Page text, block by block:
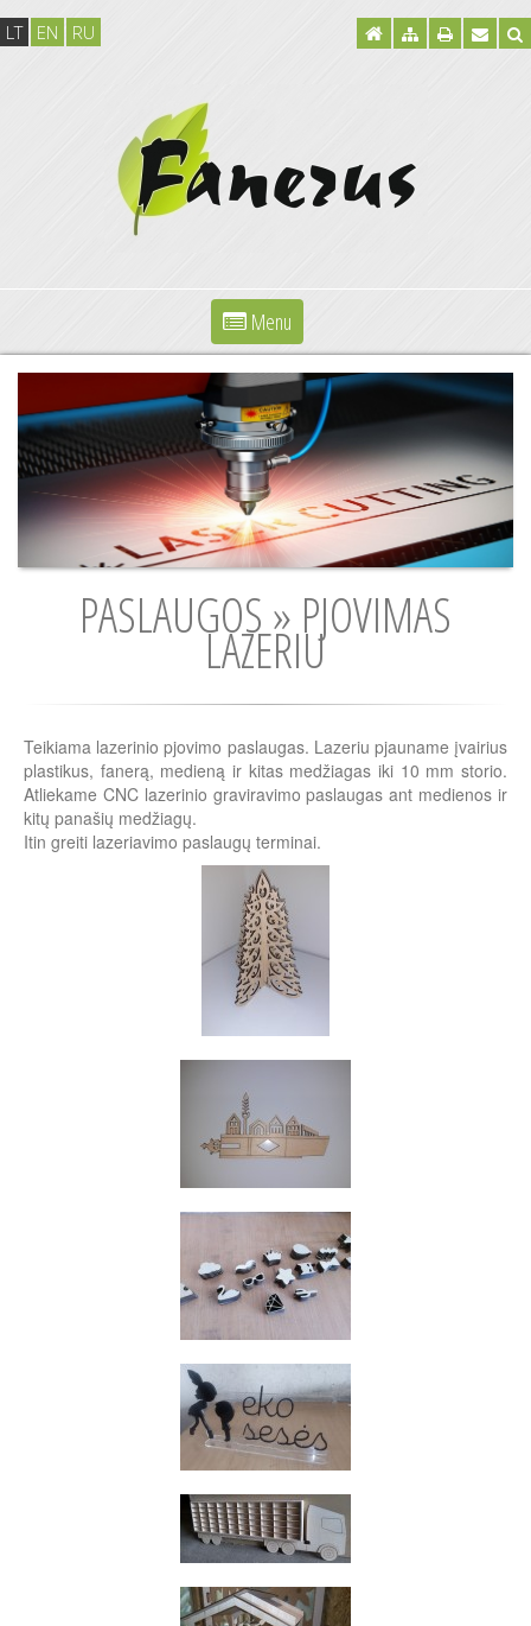
LT EN RU
Menu
PASLAUGOS » PJOVIMAS
LAZERIU
Teikiama lazerinio pjovimo paslaugas. Lazeriu pjauname įvairius
plastikus, fanerą, medieną ir kitas medžiagas iki 10 mm storio.
Atliekame CNC lazerinio graviravimo paslaugas ant medienos ir
kitų panašių medžiagų.
Itin greiti lazeriavimo paslaugų terminai.